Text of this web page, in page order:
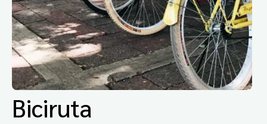
Biciruta